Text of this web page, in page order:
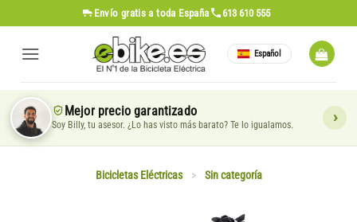
al
contenido
Envío gratis a toda España 613 610 555
Español
Mejor precio garantizado
Soy Billy, tu asesor. ¿Lo has visto más barato? Te lo igualamos.
Bicicletas Eléctricas > Sin categoría